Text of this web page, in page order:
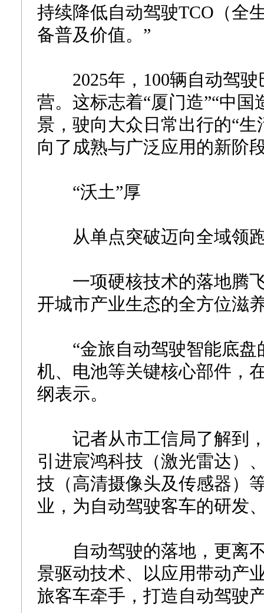
持续降低自动驾驶TCO（全
备普及价值。”
2025年，100辆自动驾驶
营。这标志着“厦门造”“中
景，驶向大众日常出行的“
向了成熟与广泛应用的新阶
“沃土”厚
从单点突破迈向全域领
一项硬核技术的落地腾飞
开城市产业生态的全方位滋
“金旅自动驾驶智能底盘
机、电池等关键核心部件，
纲表示。
记者从市工信局了解到，
引进宸鸿科技（激光雷达）
技（高清摄像头及传感器）
业，为自动驾驶客车的研发
自动驾驶的落地，更离不
景驱动技术、以应用带动产
旅客车牵手，打造自动驾驶